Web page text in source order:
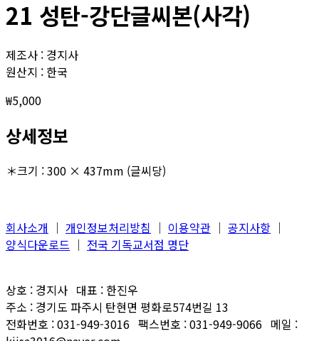
21 성탄-강단글씨본(사각)
제조사 : 경지사
원산지 : 한국
₩5,000
상세정보
＊크기 : 300 × 437mm (글씨당)
회사소개 │ 개인정보처리방침 │ 이용약관 │ 공지사항 │
양식다운로드 │ 전국 기독교서점 명단
상호 : 경지사 대표 : 한진우
주소 : 경기도 파주시 탄현면 평화로574번길 13
전화번호 : 031-949-3016 팩스번호 : 031-949-9066 메일 :